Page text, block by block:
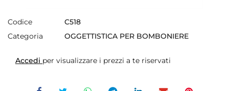
Codice
C518
Categoria
OGGETTISTICA PER BOMBONIERE
Accedi per visualizzare i prezzi a te riservati